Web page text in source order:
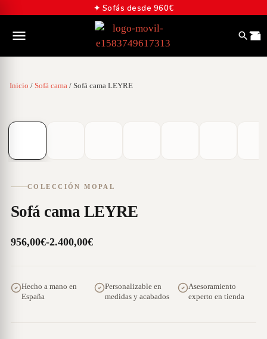
✦ Sofás desde 960€
Inicio / Sofá cama / Sofá cama LEYRE
COLECCIÓN MOPAL
Sofá cama LEYRE
956,00€-2.400,00€
Hecho a mano en
España
Personalizable en
medidas y acabados
Asesoramiento
experto en tienda